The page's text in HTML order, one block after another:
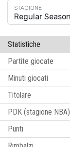
Regular
Statistiche
Partite giocate
Minuti giocati
Titolare
PDK (stagione NBA)
Punti